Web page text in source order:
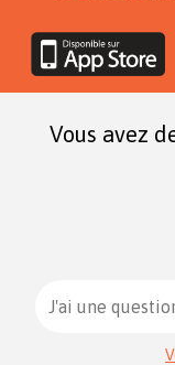
Vous avez
J'ai une